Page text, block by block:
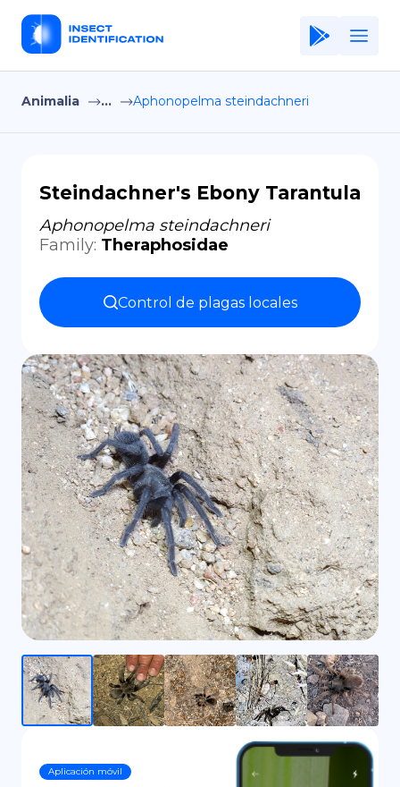
Home
Terms of Use
Privacy Policy
EN
FR
DE
Animalia ... Aphonopelma steindachneri
Steindachner's Ebony Tarantula
Aphonopelma steindachneri
Family: Theraphosidae
Control de plagas locales
Aplicación móvil